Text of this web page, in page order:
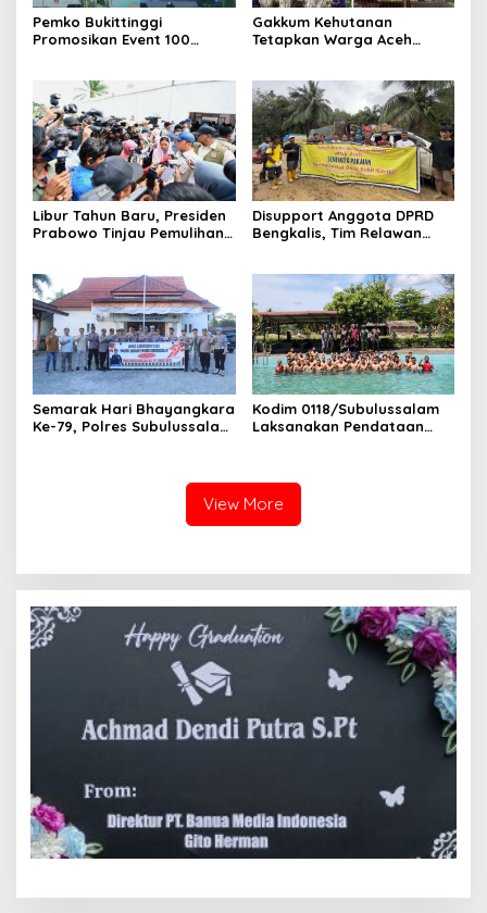
Pemko Bukittinggi
Promosikan Event 100
Banda Aceh
Gakkum Kehutanan
Tetapkan Warga Aceh
Dilindungi
Libur Tahun Baru, Presiden
Prabowo Tinjau Pemulihan
Disupport Anggota DPRD
Bengkalis, Tim Relawan
Semarak Hari Bhayangkara
Ke-79, Polres Subulussalam
Kodim 0118/Subulussalam
Laksanakan Pendataan
View More